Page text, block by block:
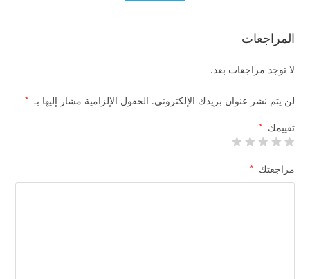
المراجعات
لا توجد مراجعات بعد.
لن يتم نشر عنوان بريدك الإلكتروني. الحقول الإلزامية مشار إليها بـ *
تقييمك *
مراجعتك *